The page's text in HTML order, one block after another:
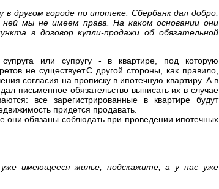
другом городе по ипотеке. Сбербанк дал добро,
мы не имеем права. На каком основании они
в договор купли-продажи об обязательной
или супругу - в квартире, под которую
не существует.С другой стороны, как правило,
согласия на прописку в ипотечную квартиру. А в
письменное обязательство выписать их в случае
все зарегистрированные в квартире будут
придется продавать.
они обязаны соблюдать при проведении ипотечных
имеющееся жилье, подскажите, а у нас уже